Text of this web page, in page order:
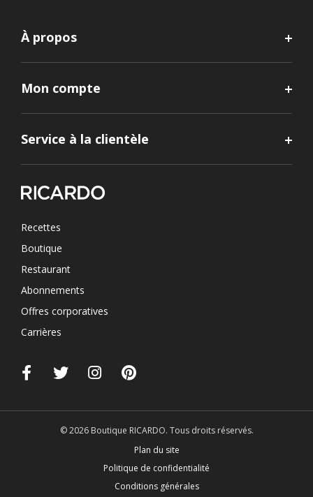
À propos
Mon compte
Service à la clientèle
Recettes
Boutique
Restaurant
Abonnements
Offres corporatives
Carrières
© 2026 Boutique RICARDO. Tous droits réservés.
Plan du site
Politique de confidentialité
Conditions générales